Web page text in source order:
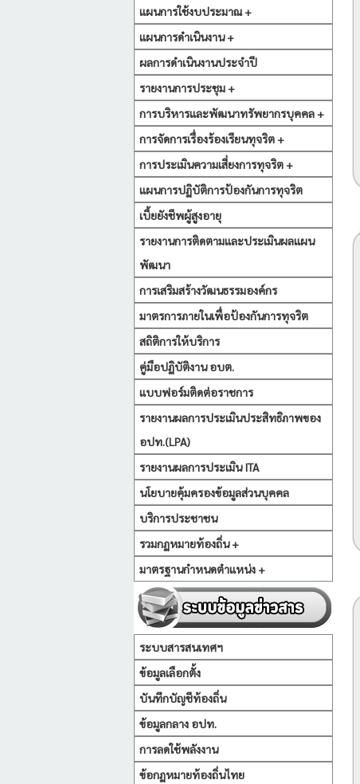
แผนการใช้งบประมาณ +
แผนการดำเนินงาน +
ผลการดำเนินงานประจำปี
รายงานการประชุม +
การบริหารและพัฒนาทรัพยากรบุคคล +
การจัดการเรื่องร้องเรียนทุจริต +
การประเมินความเสี่ยงการทุจริต +
แผนการปฏิบัติการป้องกันการทุจริต
เบี้ยยังชีพผู้สูงอายุ
รายงานการติดตามและประเมินผลแผน
พัฒนา
การเสริมสร้างวัฒนธรรมองค์กร
มาตรการภายในเพื่อป้องกันการทุจริต
สถิติการให้บริการ
คู่มือปฏิบัติงาน อบต.
แบบฟอร์มติดต่อราชการ
รายงานผลการประเมินประสิทธิภาพของ
อปท.(LPA)
รายงานผลการประเมิน ITA
นโยบายคุ้มครองข้อมูลส่วนบุคคล
บริการประชาชน
รวมกฏหมายท้องถิ่น +
มาตรฐานกำหนดตำแหน่ง +
ระบบสารสนเทศฯ
ข้อมูลเลือกตั้ง
บันทึกบัญชีท้องถิ่น
ข้อมูลกลาง อปท.
การลดใช้พลังงาน
ข้อกฏหมายท้องถิ่นไทย